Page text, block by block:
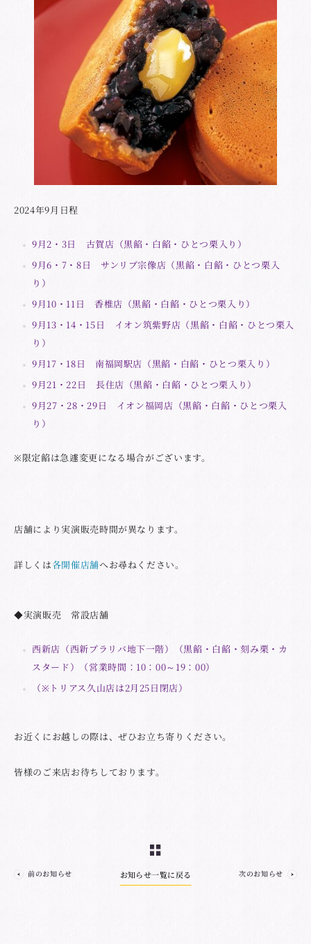
2024年9月日程
9月2・3日 古賀店（黒餡・白餡・ひとつ栗入り）
9月6・7・8日 サンリブ宗像店（黒餡・白餡・ひとつ栗入
り）
9月10・11日 香椎店（黒餡・白餡・ひとつ栗入り）
9月13・14・15日 イオン筑紫野店（黒餡・白餡・ひとつ栗入
り）
9月17・18日 南福岡駅店（黒餡・白餡・ひとつ栗入り）
9月21・22日 長住店（黒餡・白餡・ひとつ栗入り）
9月27・28・29日 イオン福岡店（黒餡・白餡・ひとつ栗入
り）
※限定餡は急遽変更になる場合がございます。
店舗により実演販売時間が異なります。
詳しくは各開催店舗へお尋ねください。
◆実演販売 常設店舗
西新店（西新プラリバ地下一階）（黒餡・白餡・刻み栗・カ
スタード）（営業時間：10：00～19：00）
（※トリアス久山店は2月25日閉店）
お近くにお越しの際は、ぜひお立ち寄りください。
皆様のご来店お待ちしております。
前のお知らせ お知らせ一覧に戻る 次のお知らせ